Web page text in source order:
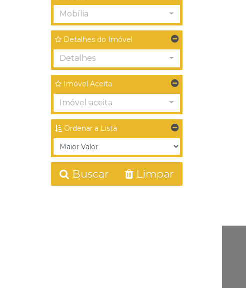
Mobília
Detalhes do Imóvel
Detalhes
Imóvel Aceita
Imóvel aceita
Ordenar a Lista
Buscar Limpar